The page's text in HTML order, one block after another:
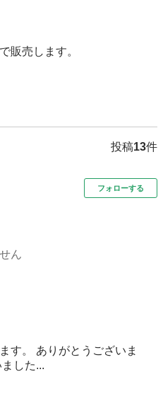
販売します。
投稿13件
フォローする
ん
す。 ありがとうございま
した...